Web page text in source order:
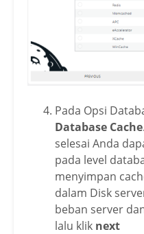
Pada Opsi
Database Cache
selesai Anda
pada level
menyimpan
dalam Disk
beban server
lalu klik next